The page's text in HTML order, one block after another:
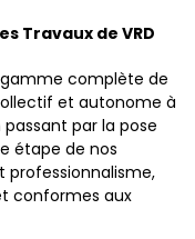
Travaux de VRD
complète de
et autonome à
par la pose
étape de nos
professionnalisme,
conformes aux